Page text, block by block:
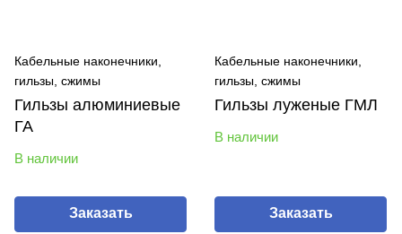
Кабельные наконечники,
гильзы, сжимы
Гильзы алюминиевые
ГА
В наличии
Заказать
Кабельные наконечники,
гильзы, сжимы
Гильзы луженые ГМЛ
В наличии
Заказать